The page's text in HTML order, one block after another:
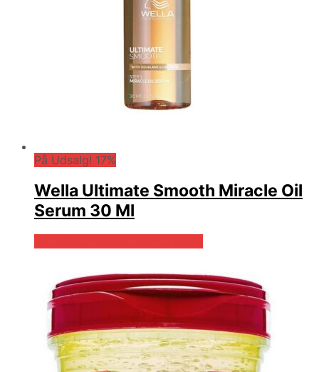
På Udsalg! 17%
Wella Ultimate Smooth Miracle Oil
Serum 30 Ml